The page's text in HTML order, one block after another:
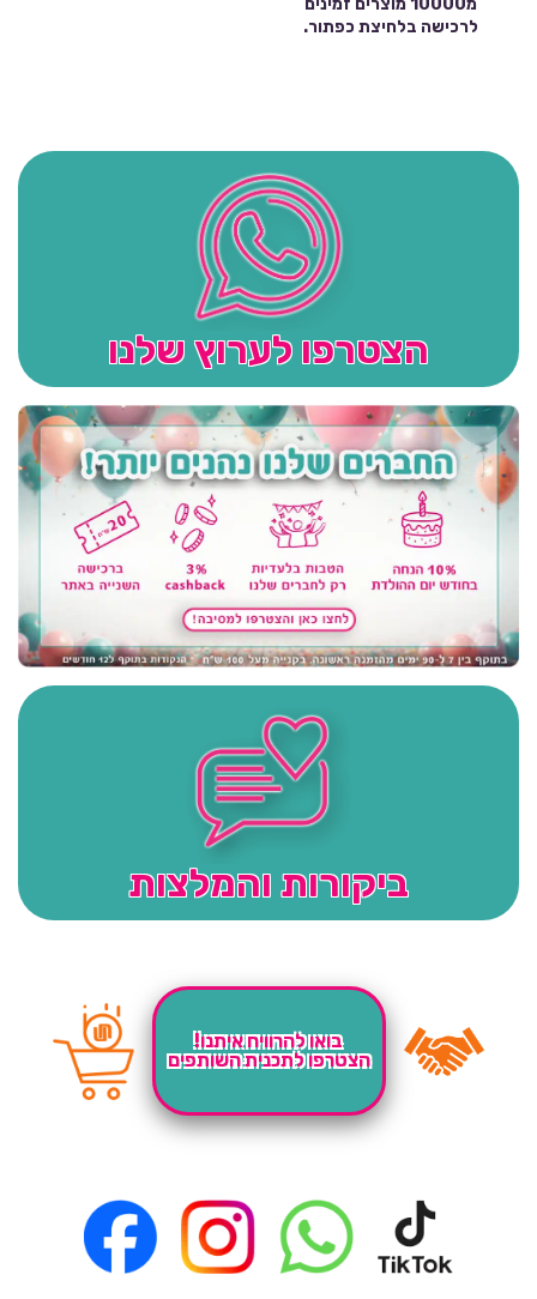
מ10000 מוצרים זמינים
לרכישה בלחיצת כפתור.
הצטרפו לערוץ שלנו
ביקורות והמלצות
בואו להרוויח איתנו!
הצטרפו לתכנית השותפים